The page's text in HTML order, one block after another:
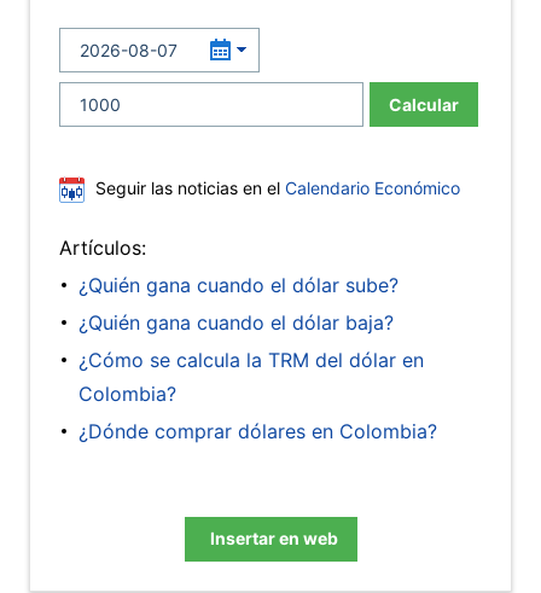
Calcular
Seguir las noticias en el Calendario Económico
Artículos:
¿Quién gana cuando el dólar sube?
¿Quién gana cuando el dólar baja?
¿Cómo se calcula la TRM del dólar en
Colombia?
¿Dónde comprar dólares en Colombia?
Insertar en web